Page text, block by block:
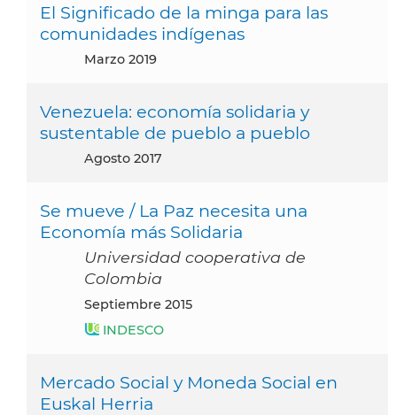
El Significado de la minga para las
comunidades indígenas
marzo 2019
Venezuela: economía solidaria y
sustentable de pueblo a pueblo
agosto 2017
Se mueve / La Paz necesita una
Economía más Solidaria
Universidad cooperativa de
Colombia
septiembre 2015
INDESCO
Mercado Social y Moneda Social en
Euskal Herria